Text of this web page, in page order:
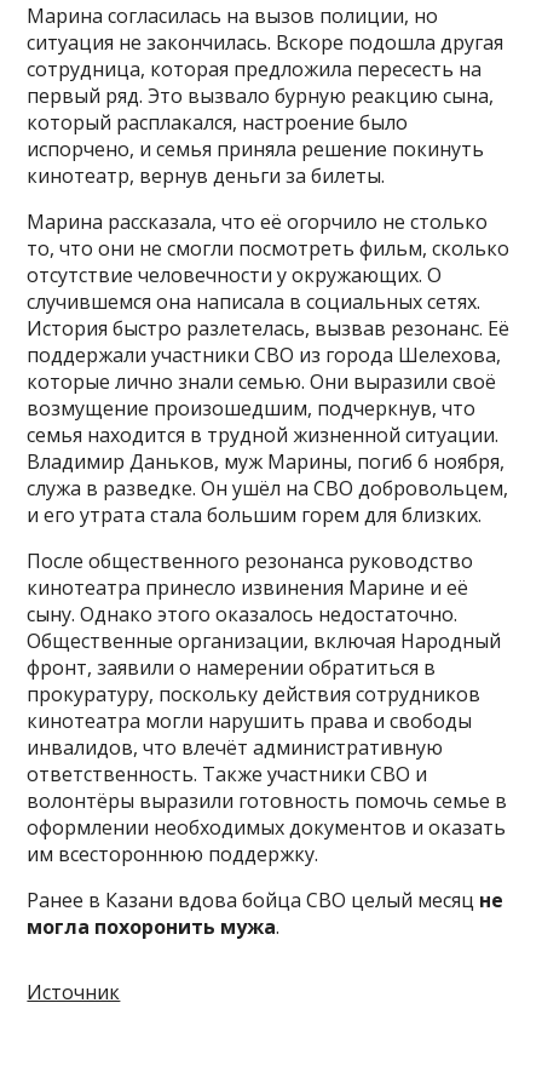
Марина согласилась на вызов полиции, но
ситуация не закончилась. Вскоре подошла другая
сотрудница, которая предложила пересесть на
первый ряд. Это вызвало бурную реакцию сына,
который расплакался, настроение было
испорчено, и семья приняла решение покинуть
кинотеатр, вернув деньги за билеты.
Марина рассказала, что её огорчило не столько
то, что они не смогли посмотреть фильм, сколько
отсутствие человечности у окружающих. О
случившемся она написала в социальных сетях.
История быстро разлетелась, вызвав резонанс. Её
поддержали участники СВО из города Шелехова,
которые лично знали семью. Они выразили своё
возмущение произошедшим, подчеркнув, что
семья находится в трудной жизненной ситуации.
Владимир Даньков, муж Марины, погиб 6 ноября,
служа в разведке. Он ушёл на СВО добровольцем,
и его утрата стала большим горем для близких.
После общественного резонанса руководство
кинотеатра принесло извинения Марине и её
сыну. Однако этого оказалось недостаточно.
Общественные организации, включая Народный
фронт, заявили о намерении обратиться в
прокуратуру, поскольку действия сотрудников
кинотеатра могли нарушить права и свободы
инвалидов, что влечёт административную
ответственность. Также участники СВО и
волонтёры выразили готовность помочь семье в
оформлении необходимых документов и оказать
им всестороннюю поддержку.
Ранее в Казани вдова бойца СВО целый месяц не
могла похоронить мужа.
Источник